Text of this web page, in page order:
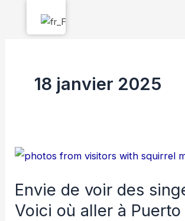
18 janvier 2025
Envie de voir des
Voici où aller à Puerto
Envie
voir
des